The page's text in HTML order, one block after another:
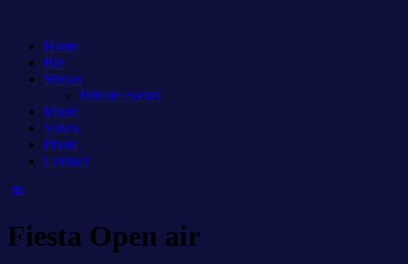
Home
Bio
Shows
Private events
Music
Video
Photo
Contact
Fiesta Open air